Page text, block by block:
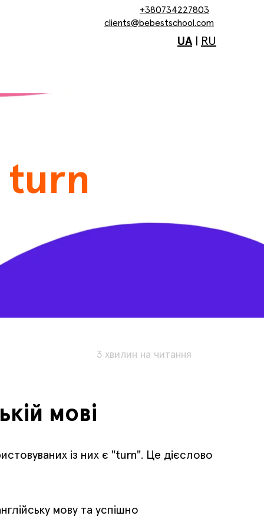
+380734227803
clients@bebestschool.com
UA| RU
turn
мові
3 хвилин на читання
із них є "turn". Це дієслово
мову та успішно